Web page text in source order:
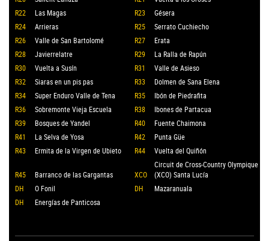
R22
Las Magas R23
Gésera
R24
Arrieras R25
Serrato Cuchiecho
R26
Valle de San Bartolomé R27
Erata
R28
Javierrelatre R29
La Ralla de Rapún
R30
Vuelta a Susín R31
Valle de Asieso
R32
Siaras en un pis pas R33
Dolmen de Sana Elena
R34
Super Enduro Valle de Tena R35
Ibón de Piedrafita
R36
Sobremonte Vieja Escuela R38
Ibones de Partacua
R39
Bosques de Yandel R40
Fuente Chaimona
R41
La Selva de Yosa R42
Punta Güe
R43
Ermita de la Virgen de Ubieto R44 Vuelta del Quiñón
R45 Barranco de las Gargantas XCO
Circuit de Cross-Country Olympique
(XCO) Santa Lucía
DH
O Fonil DH
Mazaranuala
DH
Energías de Panticosa